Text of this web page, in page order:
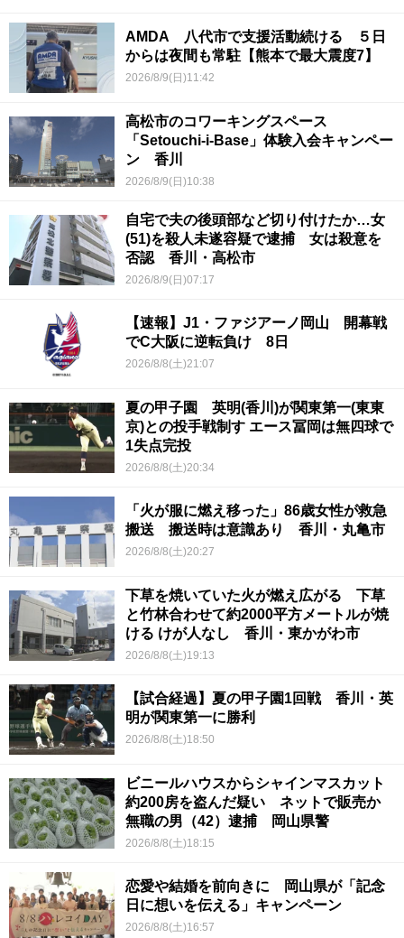
AMDA 八代市で支援活動続ける ５日
からは夜間も常駐【熊本で最大震度7】
2026/8/9(日)11:42
高松市のコワーキングスペース
「Setouchi-i-Base」体験入会キャンペー
ン 香川
2026/8/9(日)10:38
自宅で夫の後頭部など切り付けたか…女
(51)を殺人未遂容疑で逮捕 女は殺意を
否認 香川・高松市
2026/8/9(日)07:17
【速報】J1・ファジアーノ岡山 開幕戦
でC大阪に逆転負け 8日
2026/8/8(土)21:07
夏の甲子園 英明(香川)が関東第一(東東
京)との投手戦制す エース冨岡は無四球で
1失点完投
2026/8/8(土)20:34
「火が服に燃え移った」86歳女性が救急
搬送 搬送時は意識あり 香川・丸亀市
2026/8/8(土)20:27
下草を焼いていた火が燃え広がる 下草
と竹林合わせて約2000平方メートルが焼
ける けが人なし 香川・東かがわ市
2026/8/8(土)19:13
【試合経過】夏の甲子園1回戦 香川・英
明が関東第一に勝利
2026/8/8(土)18:50
ビニールハウスからシャインマスカット
約200房を盗んだ疑い ネットで販売か
無職の男（42）逮捕 岡山県警
2026/8/8(土)18:15
恋愛や結婚を前向きに 岡山県が「記念
日に想いを伝える」キャンペーン
2026/8/8(土)16:57